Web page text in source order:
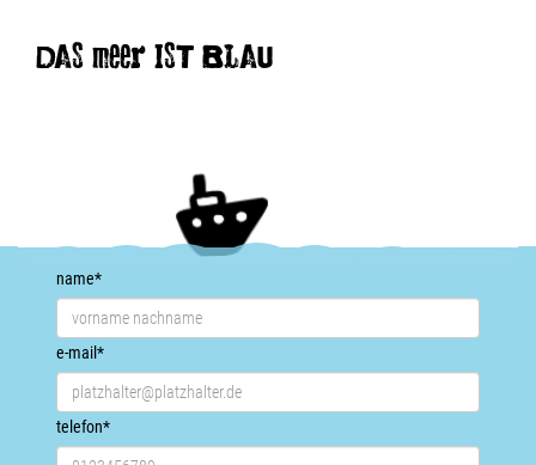
DAS meer IST BLAU
name*
e-mail*
telefon*